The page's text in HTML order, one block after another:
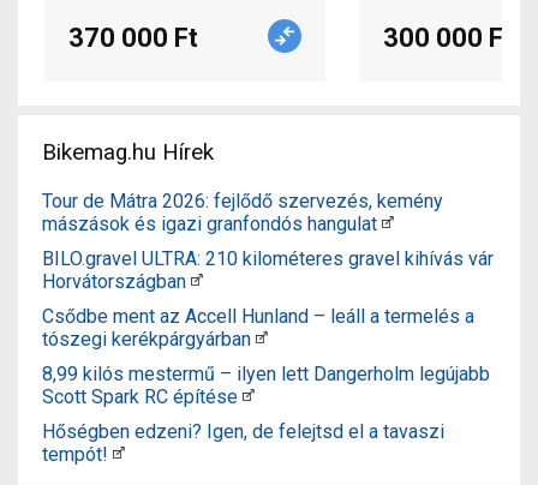
370 000 Ft 300 000 Ft
Bikemag.hu Hírek
Tour de Mátra 2026: fejlődő szervezés, kemény
mászások és igazi granfondós hangulat
BILO.gravel ULTRA: 210 kilométeres gravel kihívás vár
Horvátországban
Csődbe ment az Accell Hunland – leáll a termelés a
tószegi kerékpárgyárban
8,99 kilós mestermű – ilyen lett Dangerholm legújabb
Scott Spark RC építése
Hőségben edzeni? Igen, de felejtsd el a tavaszi
tempót!